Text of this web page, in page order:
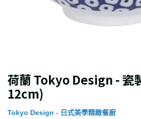
荷蘭 Tokyo Design - 瓷
12cm)
Tokyo Design - 日式美學精緻餐廚